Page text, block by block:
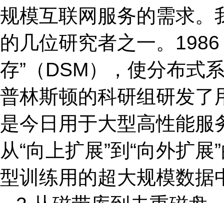
规模互联网服务的需求。
的几位研究者之一。
存”（DSM），使分布式
普林斯顿的科研组研发了
是今日用于大型高性能服
从“向上扩展”到“向外扩
型训练用的超大规模数据